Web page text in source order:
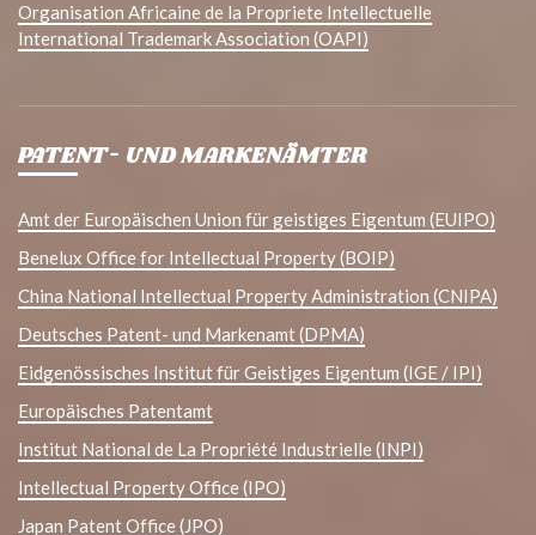
Organisation Africaine de la Propriete Intellectuelle
International Trademark Association (OAPI)
PATENT- UND MARKENÄMTER
Amt der Europäischen Union für geistiges Eigentum (EUIPO)
Benelux Office for Intellectual Property (BOIP)
China National Intellectual Property Administration (CNIPA)
Deutsches Patent- und Markenamt (DPMA)
Eidgenössisches Institut für Geistiges Eigentum (IGE / IPI)
Europäisches Patentamt
Institut National de La Propriété Industrielle (INPI)
Intellectual Property Office (IPO)
Japan Patent Office (JPO)